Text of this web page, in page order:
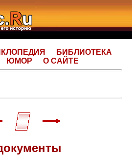
БИБЛИОТЕКА
ЮМОР О САЙТЕ